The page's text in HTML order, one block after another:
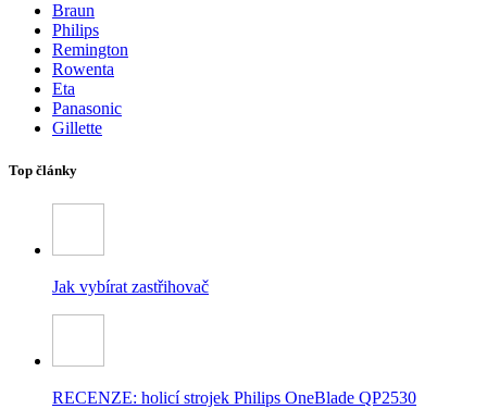
Braun
Philips
Remington
Rowenta
Eta
Panasonic
Gillette
Top články
Jak vybírat zastřihovač
RECENZE: holicí strojek Philips OneBlade QP2530